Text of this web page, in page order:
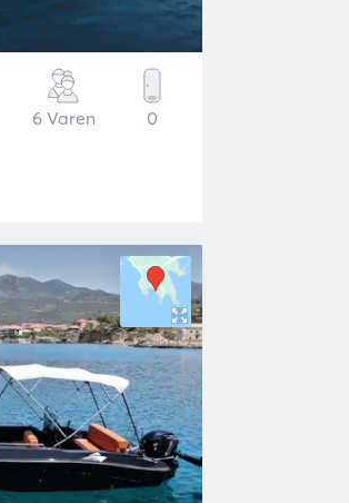
6 Varen 0